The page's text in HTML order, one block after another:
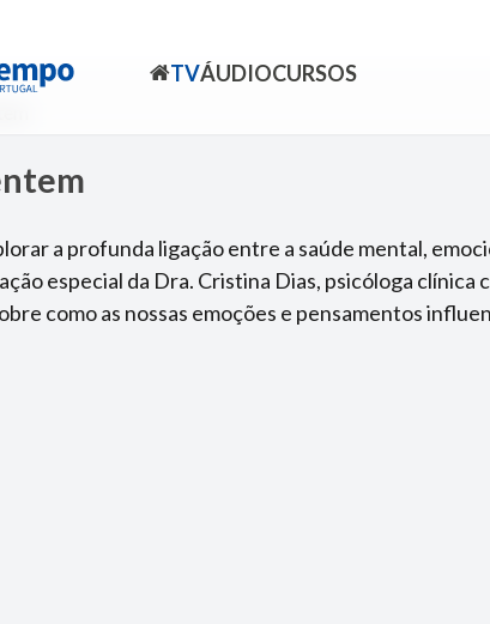
TVÁUDIOCURSOS
a profunda ligação entre a saúde mental,
especial da Dra. Cristina Dias, psicóloga clínica
como as nossas emoções e pensamentos